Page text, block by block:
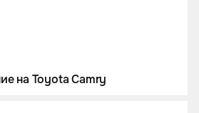
на Toyota Camry